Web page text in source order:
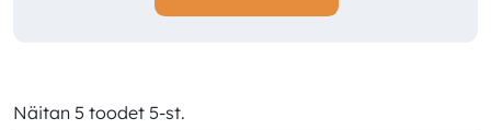
Näitan 5 toodet 5-st.